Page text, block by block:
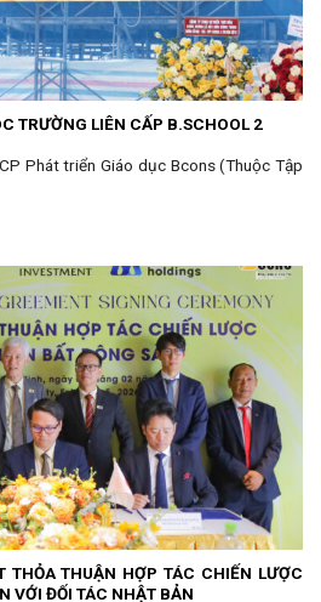
TRƯỜNG LIÊN CẤP B.SCHOOL 2
Phát triển Giáo dục Bcons (Thuộc Tập
THỎA THUẬN HỢP TÁC CHIẾN LƯỢC
VỚI ĐỐI TÁC NHẬT BẢN